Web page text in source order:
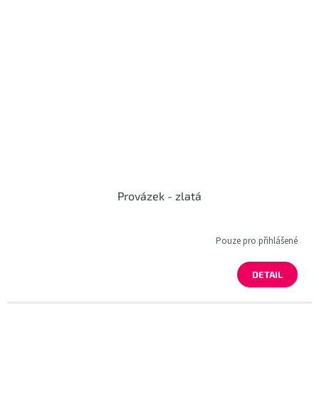
Provázek - zlatá
Pouze pro přihlášené
DETAIL